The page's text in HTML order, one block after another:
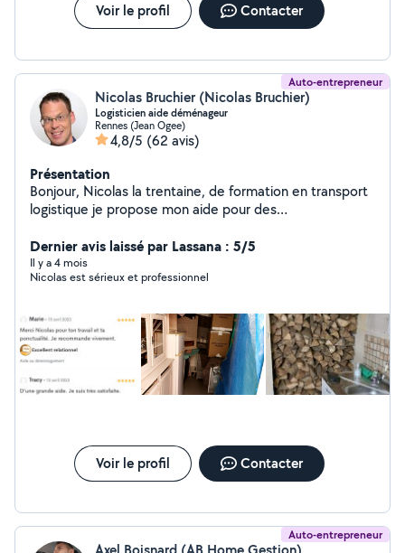
Voir le profil Contacter
Auto-entrepreneur
Nicolas Bruchier (Nicolas Bruchier)
Logisticien aide déménageur
Rennes (Jean Ogee)
4,8/5 (62 avis)
Présentation
Bonjour, Nicolas la trentaine, de formation en transport
logistique je propose mon aide pour des
véhicule ni le permis. Salutations distinguées,
Dernier avis laissé par Lassana : 5/5
Il y a 4 mois
Nicolas est sérieux et professionnel
Voir le profil Contacter
Auto-entrepreneur